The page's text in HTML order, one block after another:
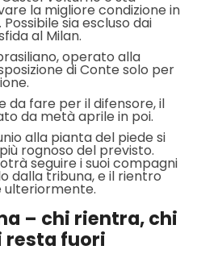
la migliore condizione in
sia escluso dai
al Milan.
operato alla
di Conte solo per
da fare per il difensore, il
da metà aprile in poi.
alla pianta del piede si
rognoso del previsto.
seguire i suoi compagni
dalla tribuna, e il rientro
– chi rientra, chi
resta fuori